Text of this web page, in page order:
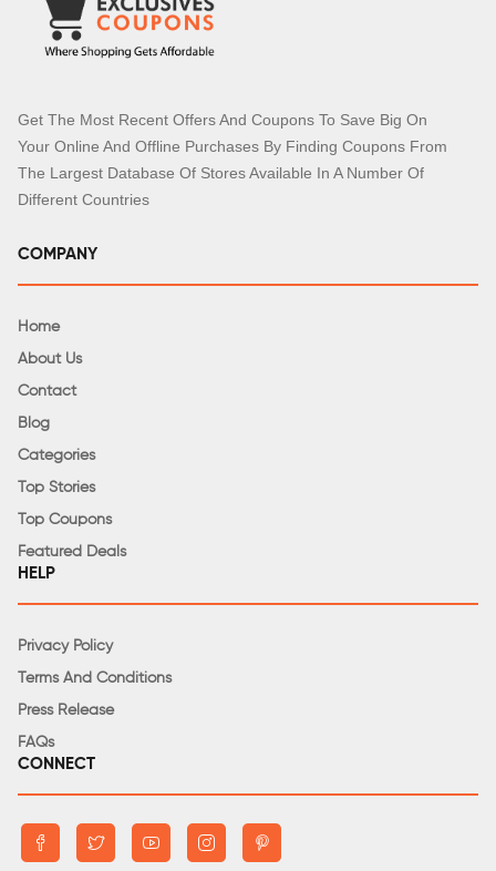
Get The Most Recent Offers And Coupons To Save Big On
Your Online And Offline Purchases By Finding Coupons From
The Largest Database Of Stores Available In A Number Of
Different Countries
COMPANY
Home
About Us
Contact
Blog
Categories
Top Stories
Top Coupons
Featured Deals
HELP
Privacy Policy
Terms And Conditions
Press Release
FAQs
CONNECT